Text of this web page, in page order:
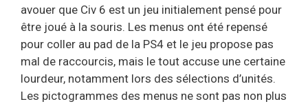
avouer que Civ 6 est un jeu initialement pensé pour
être joué à la souris. Les menus ont été repensé
pour coller au pad de la PS4 et le jeu propose pas
mal de raccourcis, mais le tout accuse une certaine
lourdeur, notamment lors des sélections d’unités.
Les pictogrammes des menus ne sont pas non plus